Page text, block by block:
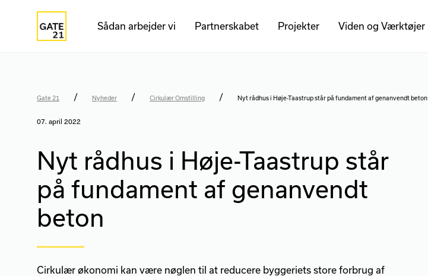
Sådan arbejder vi Partnerskabet Projekter Viden og Værktøjer
Gate 21 / Nyheder / Cirkulær Omstilling / Nyt rådhus i Høje-Taastrup står på fundament af genanvendt beton
07. april 2022
Nyt rådhus i Høje-Taastrup står
på fundament af genanvendt
beton
Cirkulær økonomi kan være nøglen til at reducere byggeriets store forbrug af